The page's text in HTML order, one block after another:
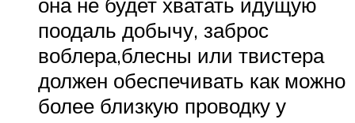
поодаль добычу, заброс
воблера,блесны или твистера
должен обеспечивать как можно
более близкую проводку у